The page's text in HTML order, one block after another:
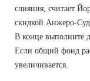
слияния, считает
скидкой Анжеро-
В конце выполните
Если общий фонд
увеличивается.